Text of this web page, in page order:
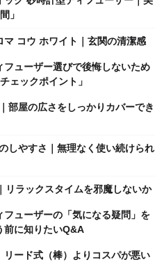
」
マ コウ ホワイト｜玄関の清潔感
フューザー選びで後悔しないため
ェックポイント」
部屋の広さをしっかりカバーでき
しやすさ｜無理なく使い続けられ
リラックスタイムを邪魔しないか
フューザーの「気になる疑問」を
前に知りたいQ&A
リード式（棒）よりコスパが悪い